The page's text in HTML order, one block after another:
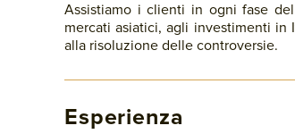
Assistiamo i clienti in ogni fase del
mercati asiatici, agli investimenti in
alla risoluzione delle controversie.
Esperienza